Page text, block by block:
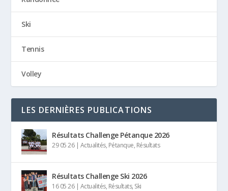
Ski
Tennis
Volley
LES DERNIÈRES PUBLICATIONS
Résultats Challenge Pétanque 2026
29 05 26| Actualités, Pétanque, Résultats
Résultats Challenge Ski 2026
16 05 26| Actualités, Résultats, Ski